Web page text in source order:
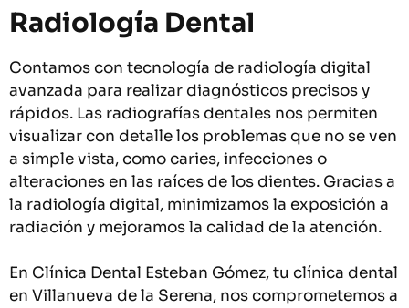
Radiología Dental
Contamos con tecnología de radiología digital
avanzada para realizar diagnósticos precisos y
rápidos. Las radiografías dentales nos permiten
visualizar con detalle los problemas que no se ven
a simple vista, como caries, infecciones o
alteraciones en las raíces de los dientes. Gracias a
la radiología digital, minimizamos la exposición a
radiación y mejoramos la calidad de la atención.
En Clínica Dental Esteban Gómez, tu clínica dental
en Villanueva de la Serena, nos comprometemos a